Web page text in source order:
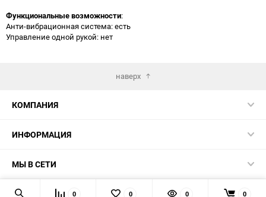
Функциональные возможности:
Анти-вибрационная система: есть
Управление одной рукой: нет
наверх
КОМПАНИЯ
ИНФОРМАЦИЯ
МЫ В СЕТИ
КОНТАКТЫ 0 0 0 0